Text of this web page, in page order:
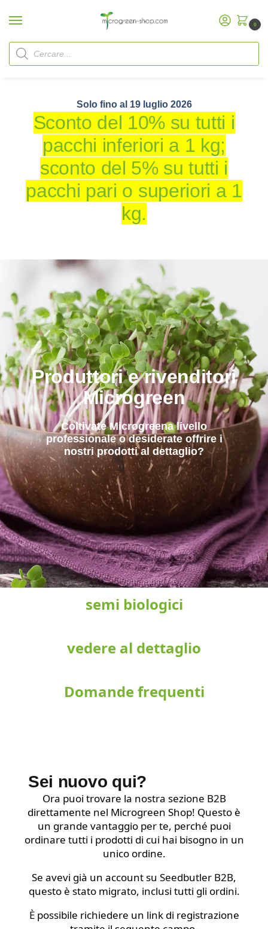
0
Home Clienti aziendali / B2B
Solo fino al 19 luglio 2026
Sconto del 10% su tutti i
pacchi inferiori a 1 kg;
sconto del 5% su tutti i
pacchi pari o superiori a 1
kg.
Produttori e rivenditori
Microgreen
Coltivate Microgreena livello
professionale o desiderate offrire i
nostri prodotti al dettaglio?
semi biologici
vedere al dettaglio
Domande frequenti
Sei nuovo qui?
Ora puoi trovare la nostra sezione B2B
direttamente nel Microgreen Shop! Questo è
un grande vantaggio per te, perché puoi
ordinare tutti i prodotti di cui hai bisogno in un
unico ordine.
Se avevi già un account su Seedbutler B2B,
questo è stato migrato, inclusi tutti gli ordini.
È possibile richiedere un link di registrazione